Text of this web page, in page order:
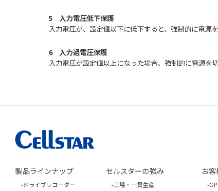
5 入力電圧低下保護
入力電圧が、設定値以下に低下すると、強制的に電源
6 入力過電圧保護
入力電圧が設定値以上になった場合、強制的に電源を
製品ラインナップ
ドライブレコーダー
セルスターの強み
工場・一貫生産
お